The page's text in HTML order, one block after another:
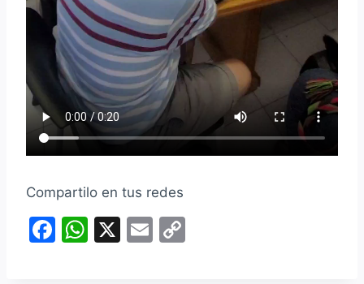
Compartilo en tus redes
F
W X
E